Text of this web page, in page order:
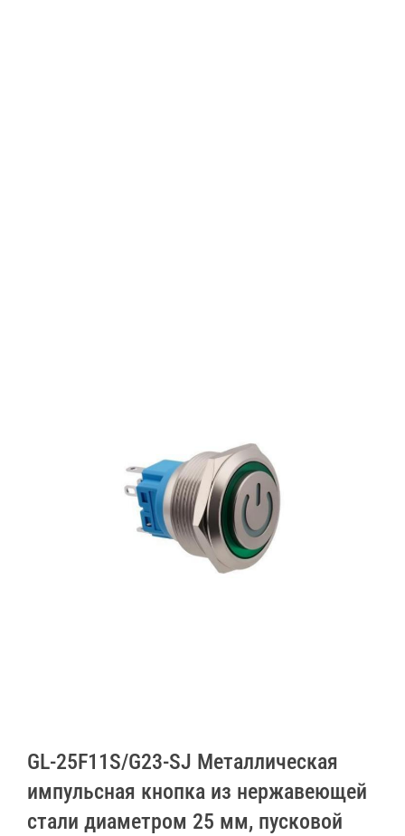
GL-25F11S/G23-SJ Металлическая
импульсная кнопка из нержавеющей
стали диаметром 25 мм, пусковой